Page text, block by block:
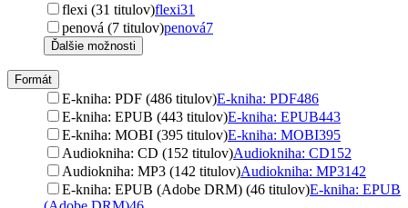
flexi (31 titulov)flexi31
penová (7 titulov)penová7
Ďalšie možnosti
Formát
E-kniha: PDF (486 titulov)E-kniha: PDF486
E-kniha: EPUB (443 titulov)E-kniha: EPUB443
E-kniha: MOBI (395 titulov)E-kniha: MOBI395
Audiokniha: CD (152 titulov)Audiokniha: CD152
Audiokniha: MP3 (142 titulov)Audiokniha: MP3142
E-kniha: EPUB (Adobe DRM) (46 titulov)E-kniha: EPUB